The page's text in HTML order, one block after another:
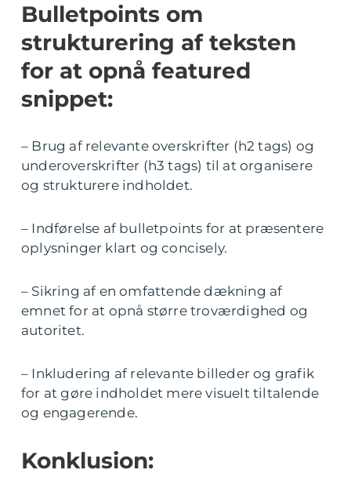
Bulletpoints om
strukturering af teksten
for at opnå featured
snippet:
– Brug af relevante overskrifter (h2 tags) og
underoverskrifter (h3 tags) til at organisere
og strukturere indholdet.
– Indførelse af bulletpoints for at præsentere
oplysninger klart og concisely.
– Sikring af en omfattende dækning af
emnet for at opnå større troværdighed og
autoritet.
– Inkludering af relevante billeder og grafik
for at gøre indholdet mere visuelt tiltalende
og engagerende.
Konklusion: